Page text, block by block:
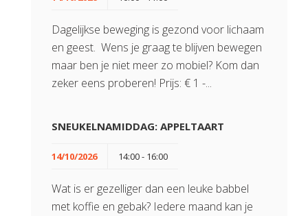
Dagelijkse beweging is gezond voor lichaam
en geest. Wens je graag te blijven bewegen
maar ben je niet meer zo mobiel? Kom dan
zeker eens proberen! Prijs: € 1 -...
SNEUKELNAMIDDAG: APPELTAART
14/10/2026 14:00 - 16:00
Wat is er gezelliger dan een leuke babbel
met koffie en gebak? Iedere maand kan je